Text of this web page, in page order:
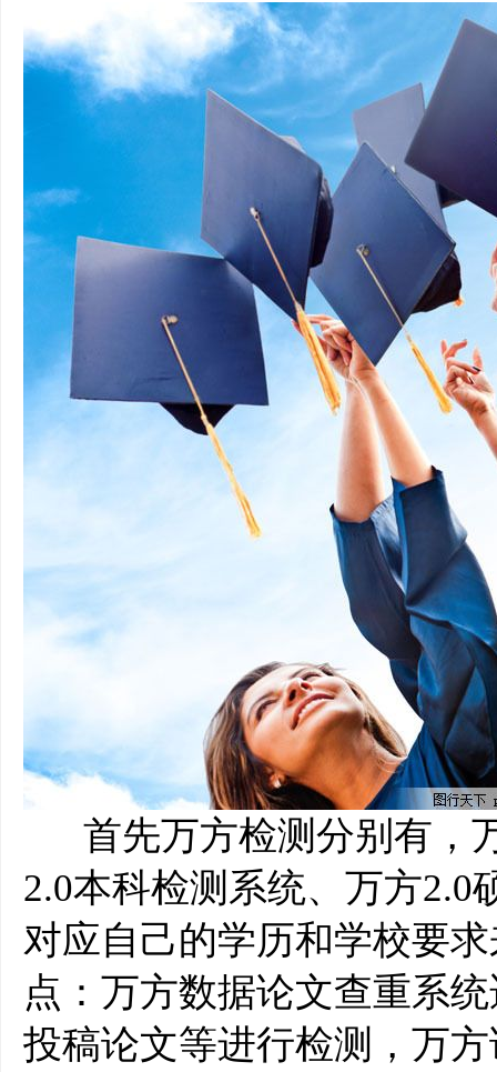
首先万方检测分别有，
2.0本科检测系统、万方2.0
对应自己的学历和学校要
点：万方数据论文查重系
投稿论文等进行检测，万